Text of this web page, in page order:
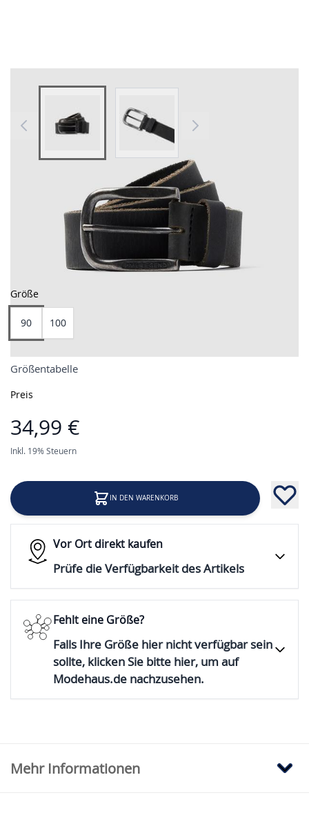
View larger image View larger image
Größe
90 100
Größentabelle
Preis
34,99 €
Inkl. 19% Steuern
IN DEN WARENKORB
Vor Ort direkt kaufen
Prüfe die Verfügbarkeit des Artikels
Fehlt eine Größe?
Falls Ihre Größe hier nicht verfügbar sein
sollte, klicken Sie bitte hier, um auf
Modehaus.de nachzusehen.
Mehr Informationen